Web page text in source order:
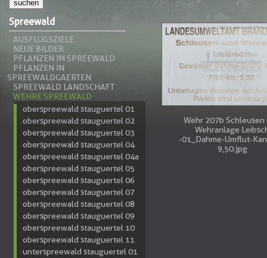
Spreewald
AUSFLUGSZIELE
NEUE BILDER
PFLANZEN IM SPREEWALD
PFLANZEN IN
SPREEWALDGAERTEN
SPREEWALD LANDSCHAFT
WEHRE SPREEWALD
oberspreewald stauguertel 01
oberspreewald stauguertel 02
oberspreewald stauguertel 03
oberspreewald stauguertel 04
oberspreewald stauguertel 04a
oberspreewald stauguertel 05
oberspreewald stauguertel 06
oberspreewald stauguertel 07
oberspreewald stauguertel 08
oberspreewald stauguertel 09
oberspreewald stauguertel 10
oberspreewald stauguertel 11
unterspreewald stauguertel 01
Wehr 207b Schleusen
Wehranlage
-01_Dahme-Umflut-
9,50.jpg